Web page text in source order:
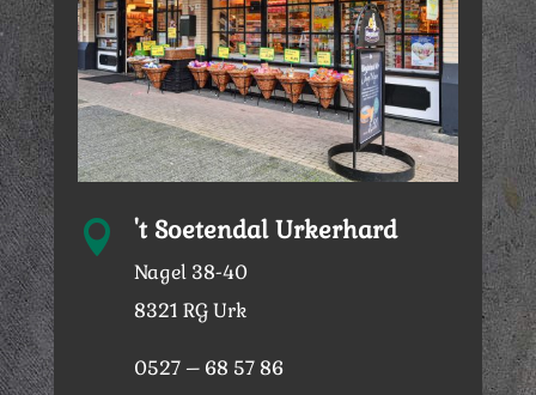
 't Soetendal Urkerhard
Nagel 38-40
8321 RG Urk
0527 – 68 57 86